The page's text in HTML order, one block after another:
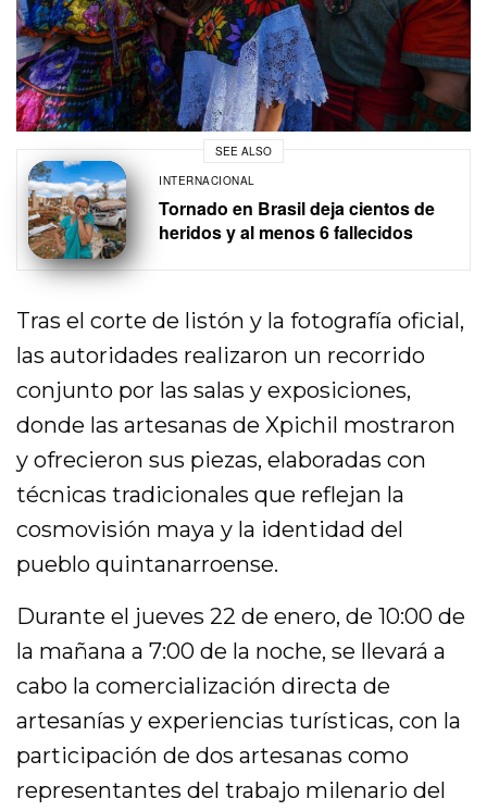
SEE ALSO
INTERNACIONAL
Tornado en Brasil deja cientos de
heridos y al menos 6 fallecidos
Tras el corte de listón y la fotografía oficial,
las autoridades realizaron un recorrido
conjunto por las salas y exposiciones,
donde las artesanas de Xpichil mostraron
y ofrecieron sus piezas, elaboradas con
técnicas tradicionales que reflejan la
cosmovisión maya y la identidad del
pueblo quintanarroense.
Durante el jueves 22 de enero, de 10:00 de
la mañana a 7:00 de la noche, se llevará a
cabo la comercialización directa de
artesanías y experiencias turísticas, con la
participación de dos artesanas como
representantes del trabajo milenario del